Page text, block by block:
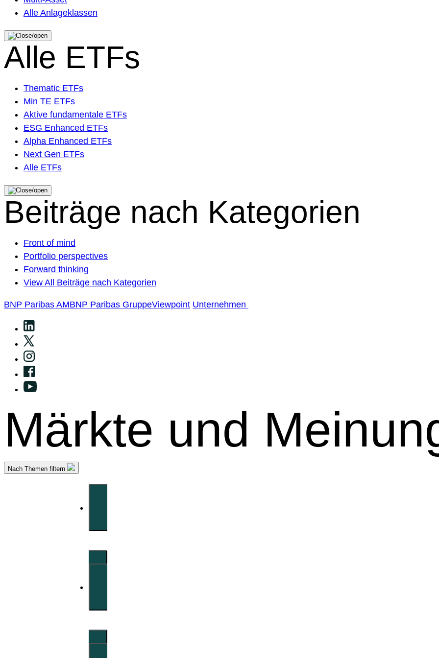
Alle Anlageklassen
Alle ETFs
Thematic ETFs
Min TE ETFs
Aktive fundamentale ETFs
ESG Enhanced ETFs
Alpha Enhanced ETFs
Next Gen ETFs
Alle ETFs
Beiträge nach Kategorien
Front of mind
Portfolio perspectives
Forward thinking
View All Beiträge nach Kategorien
BNP Paribas AMBNP Paribas GruppeViewpoint Unternehmen
Märkte und
Nach Themen filtern